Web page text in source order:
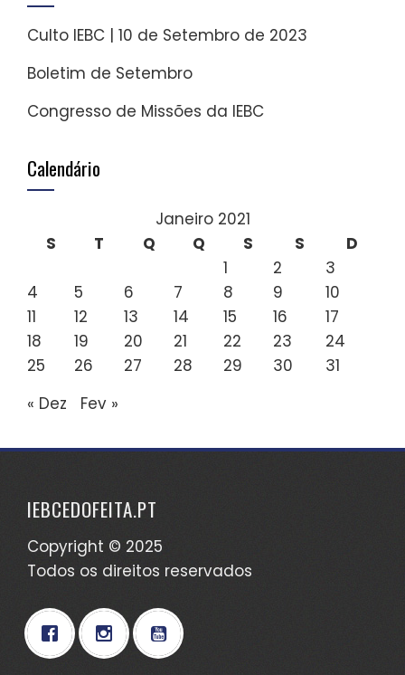
Culto IEBC | 10 de Setembro de 2023
Boletim de Setembro
Congresso de Missões da IEBC
Calendário
Janeiro 2021
S
T Q Q S S
D
1
2
3
4
5 6 7 8 9
10
11
12 13 14 15 16
17
18
19 20 21 22 23
24
25
26 27 28 29 30
31
« Dez
Fev »
IEBCEDOFEITA.PT
Copyright © 2025
Todos os direitos reservados